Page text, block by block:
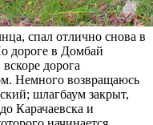
спал отлично снова в
дороге в Домбай
дорога
Немного возвращаюсь
шлагбаум закрыт,
Карачаевска и